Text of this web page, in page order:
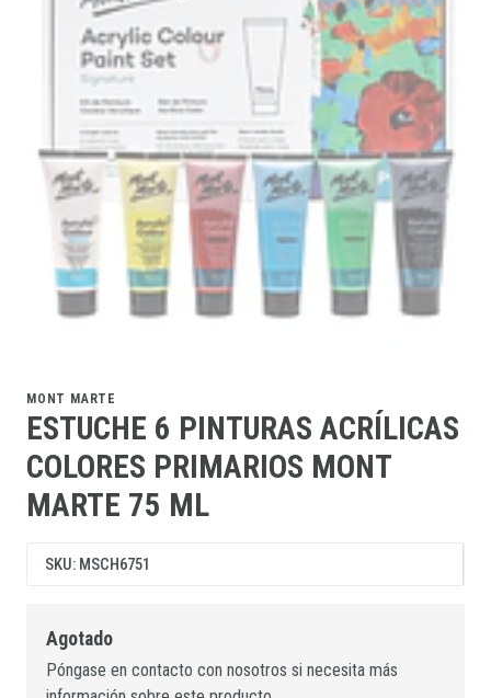
MONT MARTE
ESTUCHE 6 PINTURAS ACRÍLICAS
COLORES PRIMARIOS MONT
MARTE 75 ML
SKU: MSCH6751
Agotado
Póngase en contacto con nosotros si necesita más